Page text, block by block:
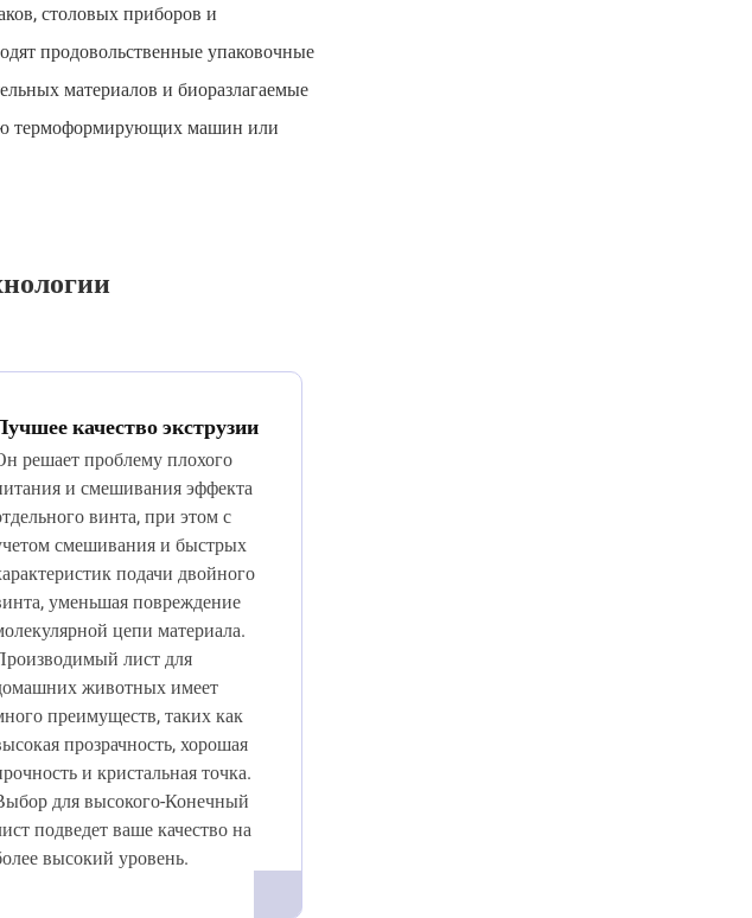
столовых приборов и
продовольственные упаковочные
материалов и биоразлагаемые
термоформирующих машин или
качество экструзии
решает проблему плохого
и смешивания эффекта
винта, при этом с
смешивания и быстрых
подачи двойного
уменьшая повреждение
цепи материала.
лист для
животных имеет
преимуществ, таких как
прозрачность, хорошая
и кристальная точка.
для высокого-Конечный
подведет ваше качество на
высокий уровень.